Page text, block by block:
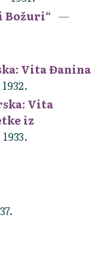
Božuri“
Vita Đanina
1932.
Vita
iz
1933.